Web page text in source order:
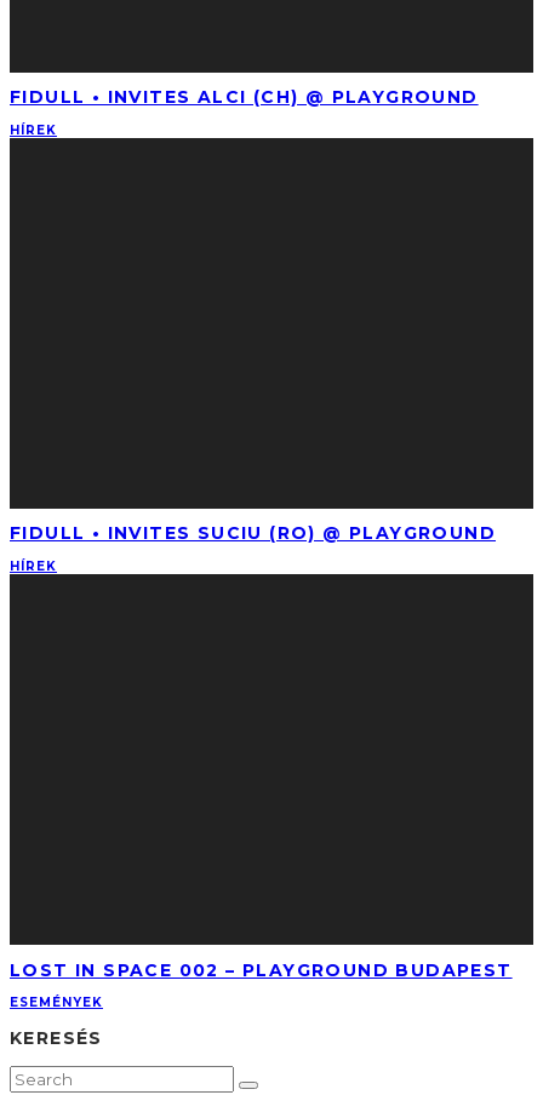
FIDULL • INVITES ALCI (CH) @ PLAYGROUND
HÍREK
FIDULL • INVITES SUCIU (RO) @ PLAYGROUND
HÍREK
LOST IN SPACE 002 – PLAYGROUND BUDAPEST
ESEMÉNYEK
KERESÉS